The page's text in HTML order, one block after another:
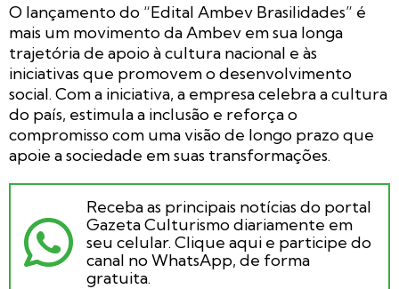
O lançamento do “Edital Ambev Brasilidades” é
mais um movimento da Ambev em sua longa
trajetória de apoio à cultura nacional e às
iniciativas que promovem o desenvolvimento
social. Com a iniciativa, a empresa celebra a cultura
do país, estimula a inclusão e reforça o
compromisso com uma visão de longo prazo que
apoie a sociedade em suas transformações.
Receba as principais notícias do portal
Gazeta Culturismo diariamente em
seu celular. Clique aqui e participe do
canal no WhatsApp, de forma
gratuita.